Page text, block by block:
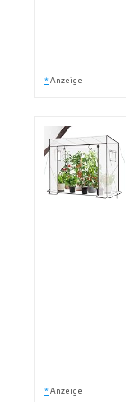
* Anzeige
* Anzeige